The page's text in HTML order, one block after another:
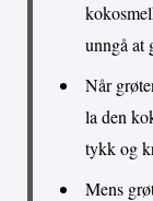
unngå at
Når
la den
tykk og
Mens